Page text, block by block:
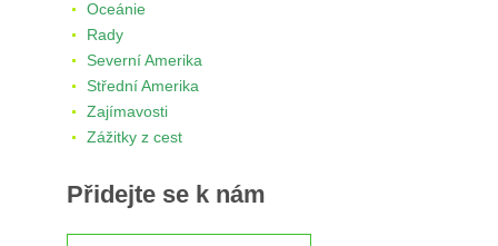
Oceánie
Rady
Severní Amerika
Střední Amerika
Zajímavosti
Zážitky z cest
Přidejte se k nám